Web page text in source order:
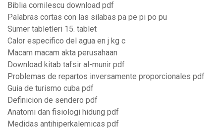
Biblia cornilescu download pdf
Palabras cortas con las silabas pa pe pi po pu
Sümer tabletleri 15. tablet
Calor especifico del agua en j kg c
Macam macam akta perusahaan
Download kitab tafsir al-munir pdf
Problemas de repartos inversamente proporcionales pdf
Guia de turismo cuba pdf
Definicion de sendero pdf
Anatomi dan fisiologi hidung pdf
Medidas antihiperkalemicas pdf